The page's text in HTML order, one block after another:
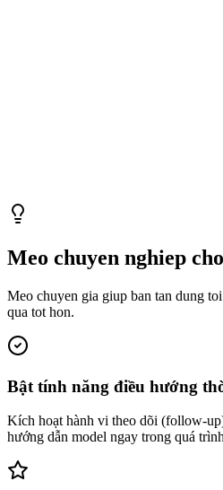
Meo chuyen nghiep
Meo chuyen gia giup ban tan dung
qua tot hon.
Bật tính năng điều hướng
Kích hoạt hành vi theo dõi (follow-
hướng dẫn model ngay trong quá